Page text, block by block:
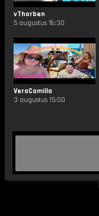
vThorben
5 augustus 16:30
VeraCamilla
3 augustus 15:00